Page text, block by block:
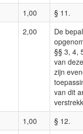
1,00
§ 11.
2,00
De
§§ 3, 4,
van
zijn
van dit
1,00
§ 12.